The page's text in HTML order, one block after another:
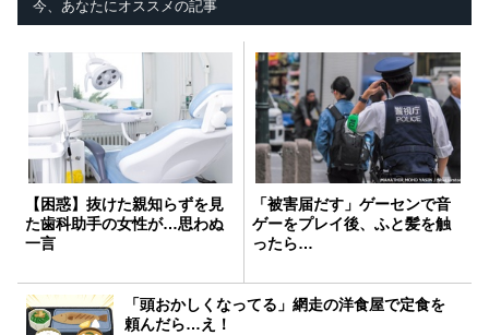
今、あなたにオススメの記事
【困惑】抜けた親知らずを見
た歯科助手の女性が…思わぬ
一言
「被害届だす」ゲーセンで音
ゲーをプレイ後、ふと髪を触
ったら…
「頭おかしくなってる」網走の洋食屋で定食を
頼んだら…え！